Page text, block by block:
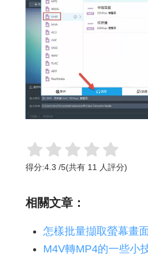
得分:4.3 /5(共有 11 人評分)
相關文章：
怎樣批量擷取螢幕畫面
M4V轉MP4的一些小